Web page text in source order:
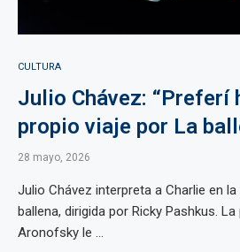
CULTURA
Julio Chávez: “Preferí
propio viaje por La
28 mayo, 2026
Julio Chávez interpreta a Charlie en
ballena, dirigida por Ricky Pashkus.
Aronofsky le ...